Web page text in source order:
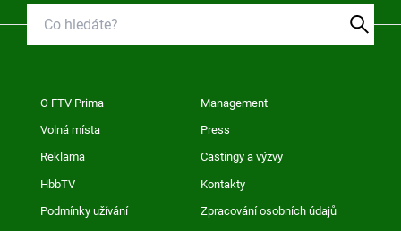
O FTV Prima Management
Volná místa Press
Reklama Castingy a výzvy
HbbTV Kontakty
Podmínky užívání Zpracování osobních údajů